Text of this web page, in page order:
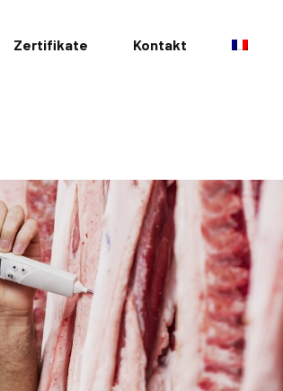
Zertifikate Kontakt